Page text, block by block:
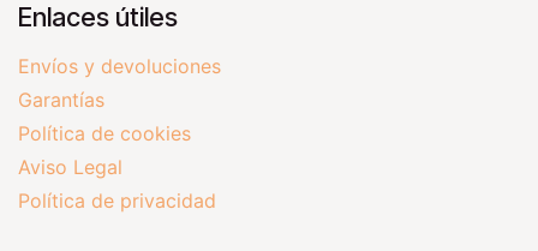
Enlaces útiles
Envíos y devoluciones
Garantías
Política de cookies
Aviso Legal
Política de privacidad